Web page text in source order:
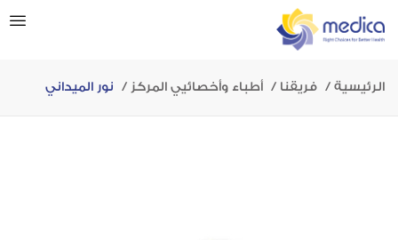
الرئيسية فريقنا أطباء وأخصائيي المركز نور الميداني